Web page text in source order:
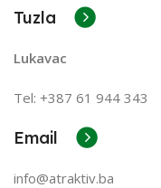
Tuzla
Lukavac
Tel: +387 61 944 343
Email
info@atraktiv.ba